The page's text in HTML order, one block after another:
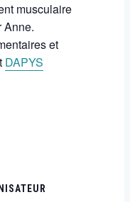
musculaire
Anne.
et
DAPYS